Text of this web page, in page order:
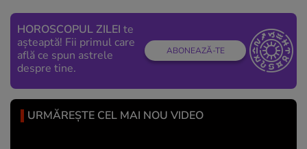
HOROSCOPUL ZILEI te
așteaptă! Fii primul care
află ce spun astrele
despre tine.
ABONEAZĂ-TE
URMĂREȘTE CEL MAI NOU VIDEO